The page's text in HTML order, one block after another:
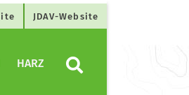
JDAV-Website
HARZ